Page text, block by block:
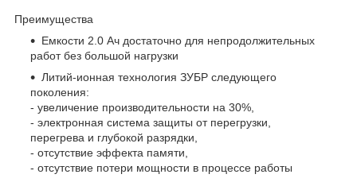
Преимущества
Емкости 2.0 Ач достаточно для непродолжительных
работ без большой нагрузки
Литий-ионная технология ЗУБР следующего
поколения:
- увеличение производительности на 30%,
- электронная система защиты от перегрузки,
перегрева и глубокой разрядки,
- отсутствие эффекта памяти,
- отсутствие потери мощности в процессе работы